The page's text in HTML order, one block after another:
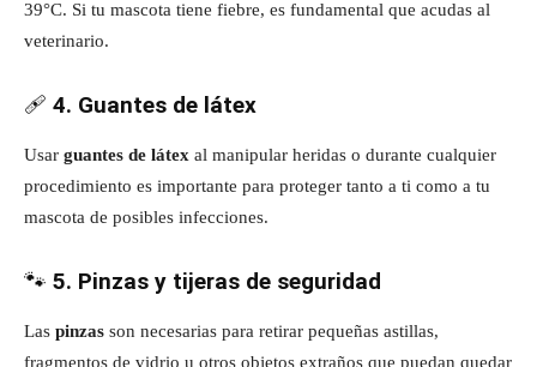
39°C. Si tu mascota tiene fiebre, es fundamental que acudas al
veterinario.
🩹 4. Guantes de látex
Usar guantes de látex al manipular heridas o durante cualquier
procedimiento es importante para proteger tanto a ti como a tu
mascota de posibles infecciones.
🐾 5. Pinzas y tijeras de seguridad
Las pinzas son necesarias para retirar pequeñas astillas,
fragmentos de vidrio u otros objetos extraños que puedan quedar